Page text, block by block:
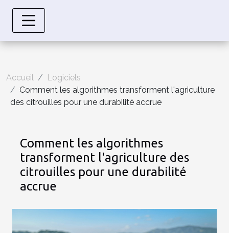
Accueil
Logiciels
Comment les algorithmes transforment l'agriculture
des citrouilles pour une durabilité accrue
Comment les algorithmes
transforment l'agriculture des
citrouilles pour une durabilité
accrue